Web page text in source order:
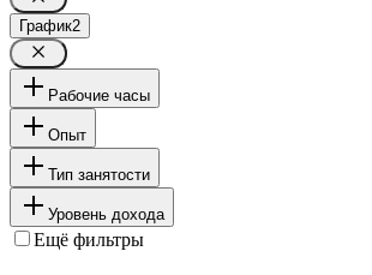
График2
Рабочие часы
Опыт
Тип занятости
Уровень дохода
Ещё фильтры